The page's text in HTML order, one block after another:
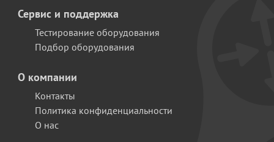
Сервис и поддержка
Тестирование оборудования
Подбор оборудования
О компании
Контакты
Политика конфиденциальности
О нас